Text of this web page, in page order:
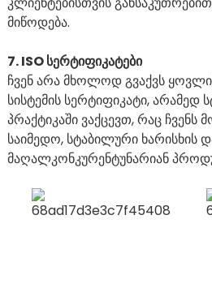
მიწოდება.
7. ISO სერტიფიკატები
ჩვენ არა მხოლოდ გვაქვს
სისტემის სერტიფიკატი, არამედ
პრაქტიკაში ვაქცევთ, რაც ჩვენს
საიმედო, სტაბილური ხარისხის
მაღალკონკურენტუნარიან